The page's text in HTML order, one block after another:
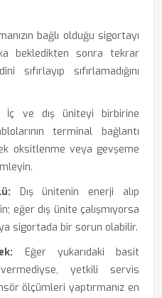
bağlı olduğu sigortayı
bekledikten sonra tekrar
sıfırlayıp sıfırlamadığını
İç ve dış üniteyi birbirine
terminal bağlantı
oksitlenme veya gevşeme
Dış ünitenin enerji alıp
eğer dış ünite çalışmıyorsa
sigortada bir sorun olabilir.
Eğer yukarıdaki basit
yetkili servis
ölçümleri yaptırmanız en